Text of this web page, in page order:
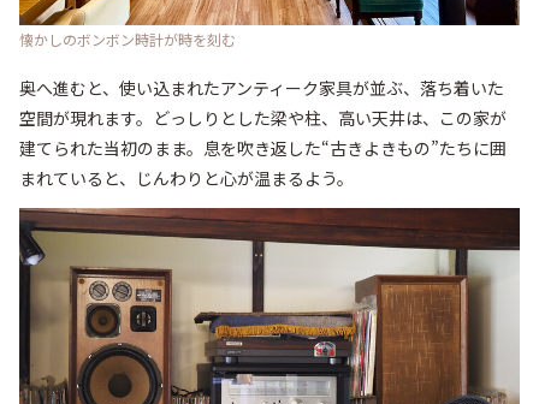
懐かしのボンボン時計が時を刻む
奥へ進むと、使い込まれたアンティーク家具が並ぶ、落ち着いた
空間が現れます。どっしりとした梁や柱、高い天井は、この家が
建てられた当初のまま。息を吹き返した“古きよきもの”たちに囲
まれていると、じんわりと心が温まるよう。